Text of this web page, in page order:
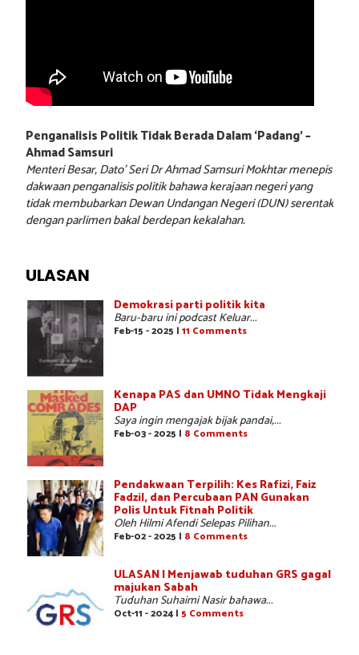
Penganalisis Politik Tidak Berada Dalam ‘Padang’ –
Ahmad Samsuri
Menteri Besar, Dato’ Seri Dr Ahmad Samsuri Mokhtar menepis
dakwaan penganalisis politik bahawa kerajaan negeri yang
tidak membubarkan Dewan Undangan Negeri (DUN) serentak
dengan parlimen bakal berdepan kekalahan.
ULASAN
Demokrasi parti politik kita
Baru-baru ini podcast Keluar...
Feb-15 - 2025 | 11 Comments
Kenapa PAS dan UMNO Tidak Mengkaji
DAP
Saya ingin mengajak bijak pandai,...
Feb-03 - 2025 | 8 Comments
Pendakwaan Terpilih: Kes Rafizi, Faiz
Fadzil, dan Percubaan PAN Gunakan
Polis Untuk Fitnah Politik
Oleh Hilmi Afendi Selepas Pilihan...
Feb-02 - 2025 | 8 Comments
ULASAN | Menjawab tuduhan GRS gagal
majukan Sabah
Tuduhan Suhaimi Nasir bahawa...
Oct-11 - 2024 | 5 Comments